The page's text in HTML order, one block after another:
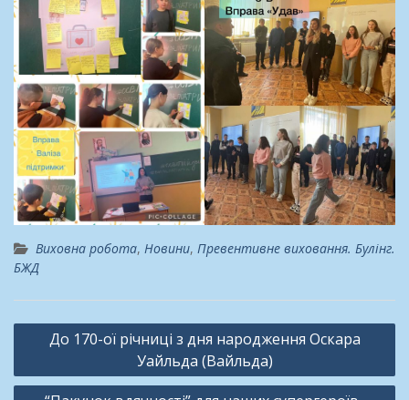
Виховна робота, Новини, Превентивне виховання. Булінг.
БЖД
Навігація
записів
До 170-ої річниці з дня народження Оскара
Уайльда (Вайльда)